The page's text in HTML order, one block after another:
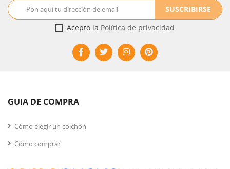
SUSCRIBIRSE
Acepto la Política de privacidad
GUIA DE COMPRA
Cómo elegir un colchón
Cómo comprar